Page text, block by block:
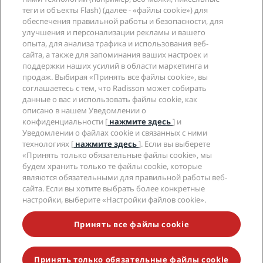
Новые и будущие отели
Приложение Radisson Hotels
Отели со статусом Sports Approved
Отели для семейного отдыха
Охрана здоровья и безопасность
Турагенты
Radisson Hotel Group
СМИ
Вакансии в RHG
Вакансии в PPHE
Вакансии в EHL
The Club by RHG
Возможности развития
Социально ответственный бизнес
Закупки
Юридическая информация
Центр конфиденциальности
Правовая оговорка
Условия и положения программы Radisson Rewards
Соглашение о пользовании сайтом
Цифровая доступность
Заявление о современном рабстве
Помощь
Уведомления для клиентов
Контактная информация
Часто задаваемые вопросы
Карта сайта
Социальные сети
Бренды Radisson Hotels
НЕ ПРОПУСТИТЕ НАШИ ПРЕДЛОЖЕНИЯ,
ПОЛЬЗУЮЩИЕСЯ НАИБОЛЬШЕЙ ПОПУЛЯРНОСТЬЮ
теги и объекты Flash) (далее - «файлы cookie») для
обеспечения правильной работы и безопасности, для
улучшения и персонализации рекламы и вашего
опыта, для анализа трафика и использования веб-
сайта, а также для запоминания ваших настроек и
поддержки наших усилий в области маркетинга и
продаж. Выбирая «Принять все файлы cookie», вы
соглашаетесь с тем, что Radisson может собирать
данные о вас и использовать файлы cookie, как
описано в нашем Уведомлении о
конфиденциальности [ нажмите здесь] и
Уведомлении о файлах cookie и связанных с ними
технологиях [ нажмите здесь]. Если вы выберете
«Принять только обязательные файлы cookie», мы
будем хранить только те файлы cookie, которые
являются обязательными для правильной работы веб-
сайта. Если вы хотите выбрать более конкретные
настройки, выберите «Настройки файлов cookie».
Принять все файлы cookie
Принять только обязательные файлы cookie